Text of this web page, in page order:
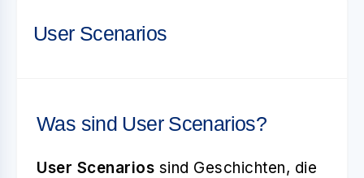
User Scenarios
Was sind User Scenarios?
User Scenarios sind Geschichten, die